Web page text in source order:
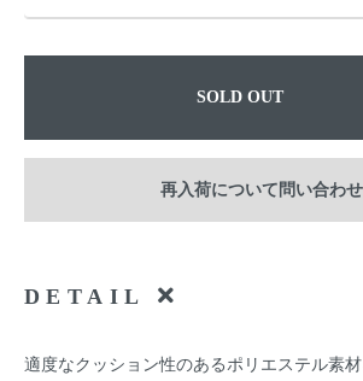
SOLD OUT
再入荷について問い合わ
DETAIL
適度なクッション性のあるポリエステル素